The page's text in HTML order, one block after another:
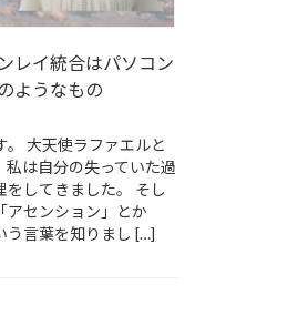
レイ統合はパソコン
ようなもの
。 大天使ラファエルと
は自分の失っていた過
してきました。 そし
アセンション」とか
う言葉を知りまし […]